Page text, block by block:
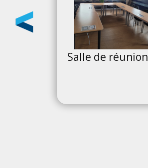
Salle de réunion 2